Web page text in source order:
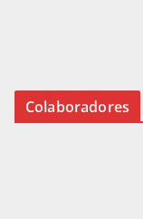
Colaboradores